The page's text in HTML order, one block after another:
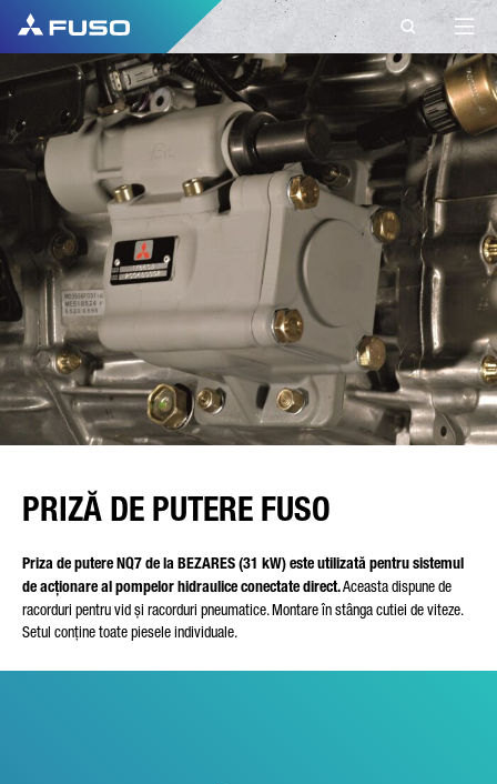
PRIZĂ DE PUTERE FUSO
Priza de putere NQ7 de la BEZARES (31 kW) este utilizată pentru sistemul
de acționare al pompelor hidraulice conectate direct.Aceasta dispune de
racorduri pentru vid și racorduri pneumatice. Montare în stânga cutiei de viteze.
Setul conține toate piesele individuale.